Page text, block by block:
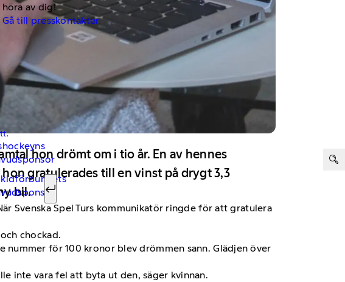
höra av dig!
Gå till presskontakter
Sök efter:
hon drömt om i tio år. En av hennes
gratulerades till en vinst på drygt 3,3
bil.
Svenska Spel Turs kommunikatör ringde för att gratulera
chockad.
för 100 kronor blev drömmen sann. Glädjen över
inte vara fel att byta ut den, säger kvinnan.